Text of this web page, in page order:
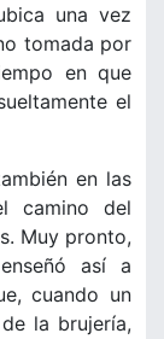
una vez
tomada por
en que
el
en las
camino del
Muy pronto,
así a
cuando un
la brujería,